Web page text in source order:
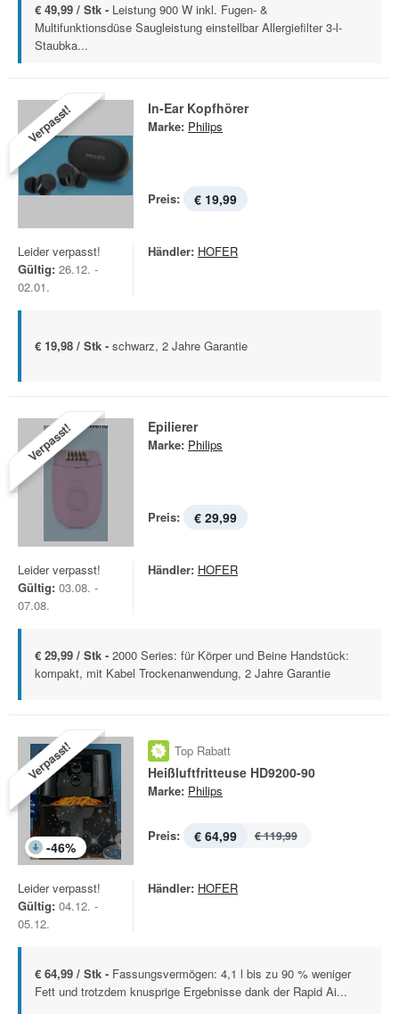
€ 49,99 / Stk - Leistung 900 W inkl. Fugen- &
Multifunktionsdüse Saugleistung einstellbar Allergiefilter 3-l-
Staubka...
Verpasst! In-Ear Kopfhörer
Marke: Philips
Preis: € 19,99
Leider verpasst!
Gültig: 26.12. -
02.01.
Händler: HOFER
€ 19,98 / Stk - schwarz, 2 Jahre Garantie
Verpasst! Epilierer
Marke: Philips
Preis: € 29,99
Leider verpasst!
Gültig: 03.08. -
07.08.
Händler: HOFER
€ 29,99 / Stk - 2000 Series: für Körper und Beine Handstück:
kompakt, mit Kabel Trockenanwendung, 2 Jahre Garantie
Verpasst!
-46%
Top Rabatt
Heißluftfritteuse HD9200-90
Marke: Philips
Preis: € 64,99 € 119,99
Leider verpasst!
Gültig: 04.12. -
05.12.
Händler: HOFER
€ 64,99 / Stk - Fassungsvermögen: 4,1 l bis zu 90 % weniger
Fett und trotzdem knusprige Ergebnisse dank der Rapid Ai...